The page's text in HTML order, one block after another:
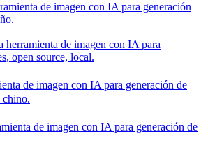
de imagen con IA para generación
herramienta de imagen con IA para
open source, local.
de imagen con IA para generación de
chino.
de imagen con IA para generación de